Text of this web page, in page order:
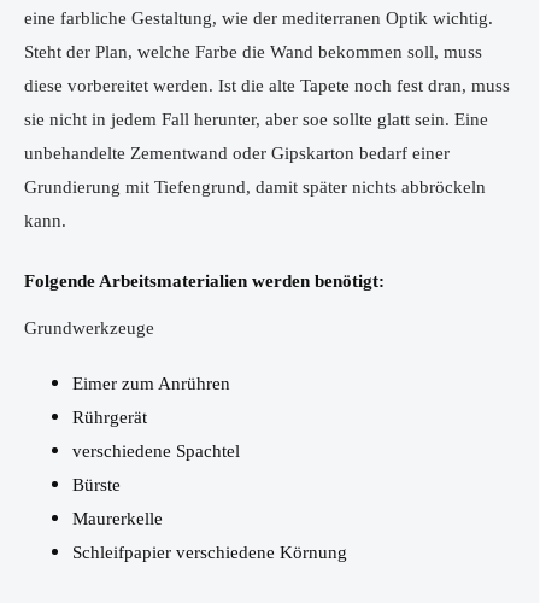
eine farbliche Gestaltung, wie der mediterranen Optik wichtig.
Steht der Plan, welche Farbe die Wand bekommen soll, muss
diese vorbereitet werden. Ist die alte Tapete noch fest dran, muss
sie nicht in jedem Fall herunter, aber soe sollte glatt sein. Eine
unbehandelte Zementwand oder Gipskarton bedarf einer
Grundierung mit Tiefengrund, damit später nichts abbröckeln
kann.
Folgende Arbeitsmaterialien werden benötigt:
Grundwerkzeuge
Eimer zum Anrühren
Rührgerät
verschiedene Spachtel
Bürste
Maurerkelle
Schleifpapier verschiedene Körnung